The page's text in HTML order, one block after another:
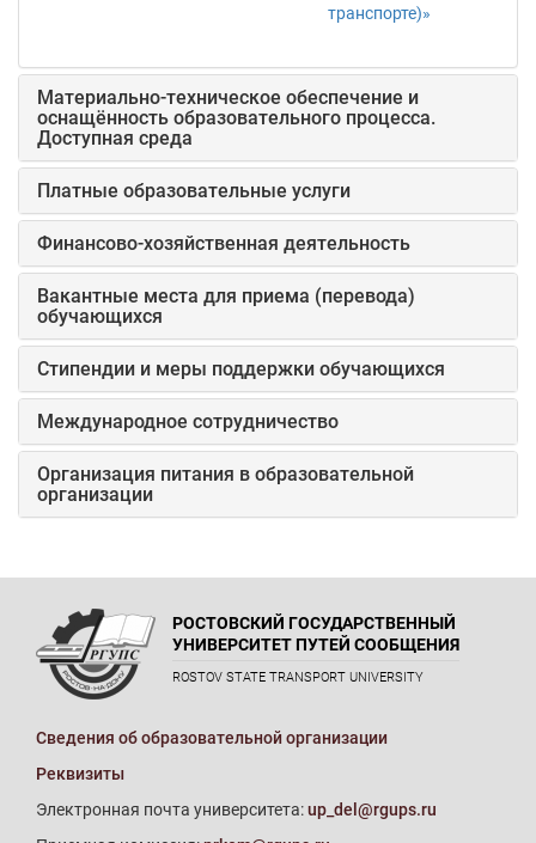
транспорте)»
Материально-техническое обеспечение и
оснащённость образовательного процесса.
Доступная среда
Платные образовательные услуги
Финансово-хозяйственная деятельность
Вакантные места для приема (перевода)
обучающихся
Стипендии и меры поддержки обучающихся
Международное сотрудничество
Организация питания в образовательной
организации
РОСТОВСКИЙ ГОСУДАРСТВЕННЫЙ
УНИВЕРСИТЕТ ПУТЕЙ СООБЩЕНИЯ
ROSTOV STATE TRANSPORT UNIVERSITY
Сведения об образовательной организации
Реквизиты
Электронная почта университета:up_del@rgups.ru